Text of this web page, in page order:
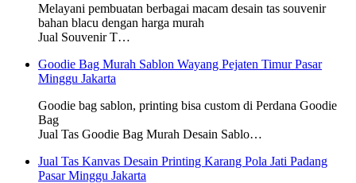
Melayani pembuatan berbagai macam desain tas souvenir
bahan blacu dengan harga murah
Jual Souvenir T…
Goodie Bag Murah Sablon Wayang Pejaten Timur Pasar
Minggu Jakarta
Goodie bag sablon, printing bisa custom di Perdana Goodie
Bag
Jual Tas Goodie Bag Murah Desain Sablo…
Jual Tas Kanvas Desain Printing Karang Pola Jati Padang
Pasar Minggu Jakarta